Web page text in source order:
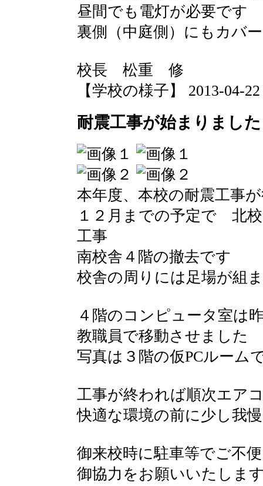
昼間でも電灯が必要です
裏側（中庭側）にもカバ
校長 松重 修
【学校の様子】 2013-04-
耐震工事が始まりました
本年度、本校の耐震工事
１２月までの予定で 北
工事
南校舎４階の撤去です
校舎の周りには足場が組
４階のコンピュータ室は
教職員で移動させました
写真は３階の仮PCルーム
工事が終われば順次エア
快適な環境の前に少し我
御来校時に駐車等でご不
御協力をお願いいたしま